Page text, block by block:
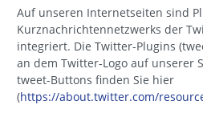
Auf unseren Internetseiten sind
Kurznachrichtennetzwerks der
integriert. Die Twitter-Plugins
an dem Twitter-Logo auf unserer
tweet-Buttons finden Sie hier
(https://about.twitter.com/